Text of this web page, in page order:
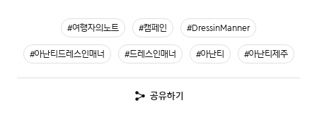
#여행자의노트 #캠페인 #DressinManner
#아난티드레스인매너 #드레스인매너 #아난티 #아난티제주
공유하기